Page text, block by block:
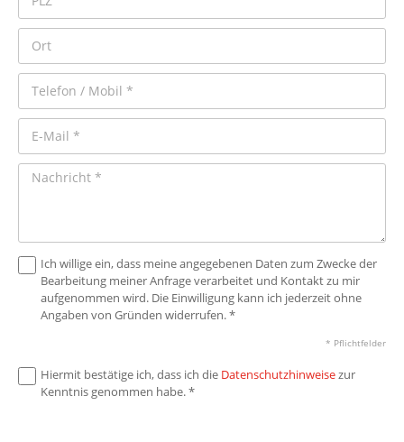
Ich willige ein, dass meine angegebenen Daten zum Zwecke der
Bearbeitung meiner Anfrage verarbeitet und Kontakt zu mir
aufgenommen wird. Die Einwilligung kann ich jederzeit ohne
Angaben von Gründen widerrufen. *
* Pflichtfelder
Hiermit bestätige ich, dass ich die Datenschutzhinweisezur
Kenntnis genommen habe. *